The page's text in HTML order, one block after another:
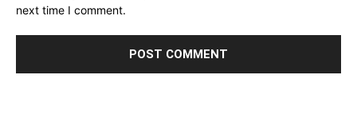
next time I comment.